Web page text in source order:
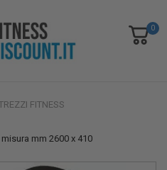
0
FITNESS
mm 2600 x 410